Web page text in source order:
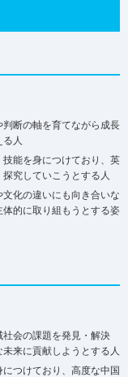
断の軸を育てながら成長
人
能を身につけており、英
究していこうとする人
化の違いにも向き合いな
的に取り組もうとする姿
会の課題を発⾒・解決
来に貢献しようとする⼈
つけており、高度な中国